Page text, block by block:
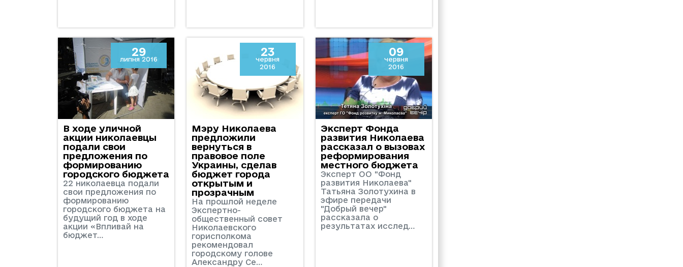
29
липня 2016
В ходе уличной
акции николаевцы
подали свои
предложения по
формированию
городского бюджета
22 николаевца подали
свои предложения по
формированию
городского бюджета на
будущий год в ходе
акции «Впливай на
бюджет…
23
червня
2016
Мэру Николаева
предложили
вернуться в
правовое поле
Украины, сделав
бюджет города
открытым и
прозрачным
На прошлой неделе
Экспертно-
общественный совет
Николаевского
горисполкома
рекомендовал
городскому голове
Александру Се…
09
червня
2016
Эксперт Фонда
развития Николаева
рассказал о вызовах
реформирования
местного бюджета
Эксперт ОО "Фонд
развития Николаева"
Татьяна Золотухина в
эфире передачи
"Добрый вечер"
рассказала о
результатах исслед…